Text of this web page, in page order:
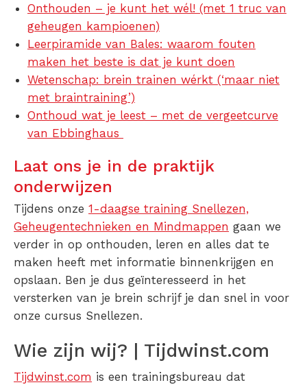
Onthouden – je kunt het wél! (met 1 truc van
geheugen kampioenen)
Leerpiramide van Bales: waarom fouten
maken het beste is dat je kunt doen
Wetenschap: brein trainen wérkt (‘maar niet
met braintraining’)
Onthoud wat je leest – met de vergeetcurve
van Ebbinghaus
Laat ons je in de praktijk
onderwijzen
Tijdens onze 1-daagse training Snellezen,
Geheugentechnieken en Mindmappen gaan we
verder in op onthouden, leren en alles dat te
maken heeft met informatie binnenkrijgen en
opslaan. Ben je dus geïnteresseerd in het
versterken van je brein schrijf je dan snel in voor
onze cursus Snellezen.
Wie zijn wij? | Tijdwinst.com
Tijdwinst.com is een trainingsbureau dat